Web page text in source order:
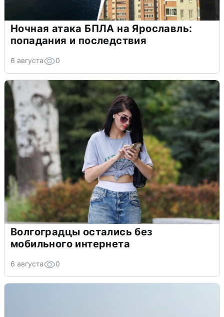
Ночная атака БПЛА на Ярославль:
попадания и последствия
6 августа 0
Волгоградцы остались без
мобильного интернета
6 августа 0